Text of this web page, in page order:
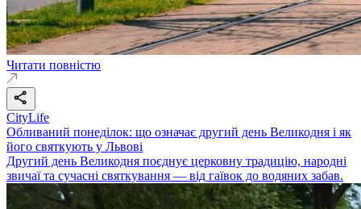
Читати повністю
CityLife
Обливаний понеділок: що означає другий день Великодня і як
його святкують у Львові
Другий день Великодня поєднує церковну традицію, народні
звичаї та сучасні святкування — від гаївок до водяних забав.